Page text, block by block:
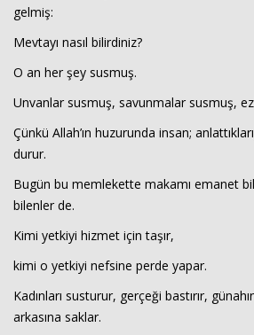
gelmiş:
Mevtayı nasıl bilirdiniz?
O an her şey susmuş.
Unvanlar susmuş, savunmalar susmuş,
Çünkü Allah’ın huzurunda insan;
durur.
Bugün bu memlekette makamı emanet
bilenler de.
Kimi yetkiyi hizmet için taşır,
kimi o yetkiyi nefsine perde yapar.
Kadınları susturur, gerçeği bastırır,
arkasına saklar.